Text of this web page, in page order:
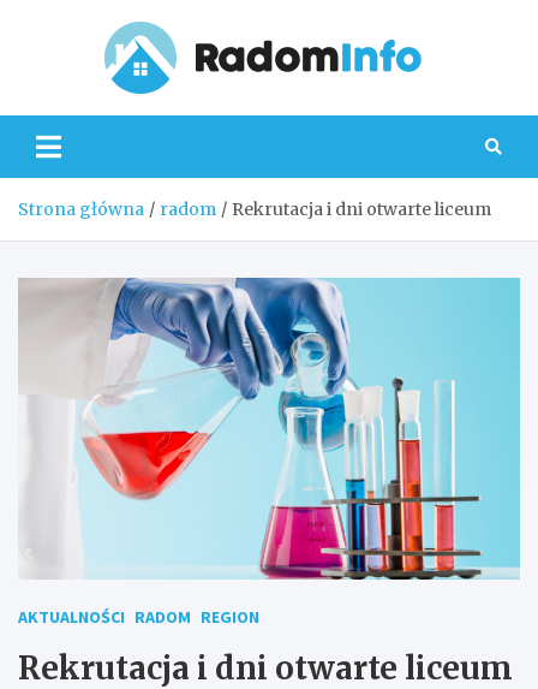
Strona główna radom Rekrutacja i dni otwarte liceum
AKTUALNOŚCI RADOM REGION
Rekrutacja i dni otwarte liceum